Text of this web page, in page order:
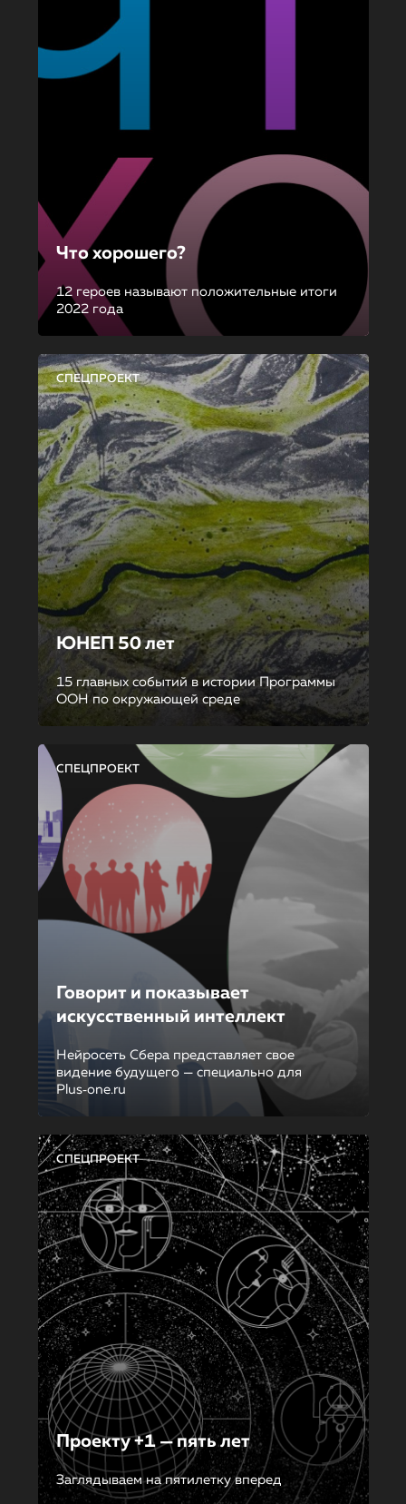
Что хорошего?
12 героев называют положительные итоги
2022 года
СПЕЦПРОЕКТ
ЮНЕП 50 лет
15 главных событий в истории Программы
ООН по окружающей среде
СПЕЦПРОЕКТ
Говорит и показывает
искусственный интеллект
Нейросеть Сбера представляет свое
видение будущего — специально для
Plus‑one.ru
СПЕЦПРОЕКТ
Проекту +1 — пять лет
Заглядываем на пятилетку вперед